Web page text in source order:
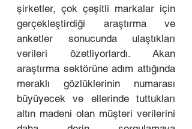
şirketler, çok çeşitli markalar için
gerçekleştirdiği araştırma ve
anketler sonucunda ulaştıkları
verileri özetliyorlardı. Akan
araştırma sektörüne adım attığında
meraklı gözlüklerinin numarası
büyüyecek ve ellerinde tuttukları
altın madeni olan müşteri verilerini